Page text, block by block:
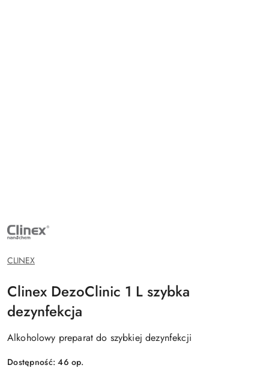
PRODUCENTA:
CLINEX
CHEMIA
CLINEX
Clinex DezoClinic 1 L szybka
dezynfekcja
Alkoholowy preparat do szybkiej dezynfekcji
Dostępność:46op.